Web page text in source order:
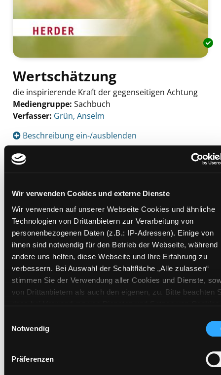
Wir verwenden Cookies und externe Dienste
Wir verwenden auf unserer Webseite Cookies und ähnliche
Technologien von Drittanbietern zur Verarbeitung von
personenbezogenen Daten (z.B.: IP-Adressen). Einige von
ihnen sind notwendig für den Betrieb der Webseite, während
andere uns helfen, diese Webseite und Ihre Erfahrung zu
verbessern. Bei Auswahl der Schaltfläche „Alle zulassen“
stimmen Sie der Verwendung aller Cookies und Dienste,
von Drittanbietern als auch den eigenen, zu. Bitte beachten
(Länder außerhalb des EWR ohne adäquates
Datenschutzniveau) stattfinden kann. In diesem
ausgeschlossen werden. Eine Verarbeitung durch solche
Notwendig
Präferenzen
Wertschätzung
die inspirierende Kraft der gegenseitigen Achtung
Mediengruppe: Sachbuch
Verfasser: Suche nach diesem Verfasser
Grün, Anselm
Beschreibung ein-/ausblenden
Mehr Informationen ein-/ausblenden
Exemplare
Zweigstelle: Ost - Schillerstraße
Signatur: PP.Y GRUE
Standort 2:Ausleihe
Status: Verfügbar
Vorbestellungen:0
Mediengruppe: Sachbuch
Barcode: